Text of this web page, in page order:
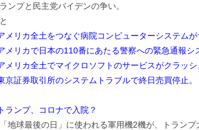
ンプと民主党バイデンの争い。
メリカ全土をつなぐ病院コンピューターシステムが
メリカで日本の110番にあたる警察への緊急通報シ
メリカ全土でマイクロソフトのサービスがクラッシ
京証券取引所のシステムトラブルで終日売買停止。
ランプ、コロナで入院？
地球最後の日」に使われる軍用機2機が、トラン